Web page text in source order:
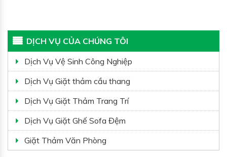
DỊCH VỤ CỦA CHÚNG TÔI
Dịch Vụ Vệ Sinh Công Nghiệp
Dịch Vụ Giặt thảm cầu thang
Dịch Vụ Giặt Thảm Trang Trí
Dịch Vụ Giặt Ghế Sofa Đệm
Giặt Thảm Văn Phòng